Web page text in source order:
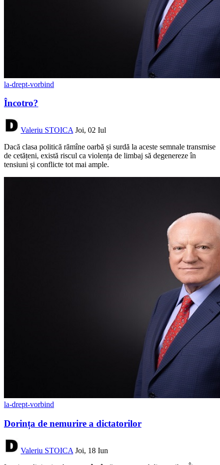
la-drept-vorbind
Încotro?
Valeriu STOICA Joi, 02 Iul
Dacă clasa politică rămîne oarbă și surdă la aceste semnale transmise
de cetățeni, există riscul ca violența de limbaj să degenereze în
tensiuni și conflicte tot mai ample.
la-drept-vorbind
Dorința de nemurire a dictatorilor
Valeriu STOICA Joi, 18 Iun